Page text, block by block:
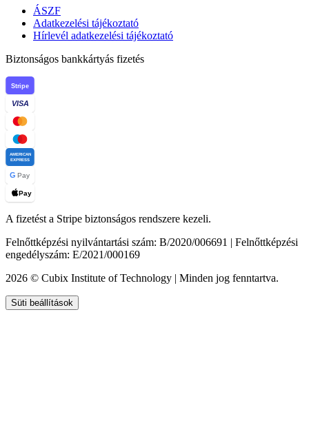
ÁSZF
Adatkezelési tájékoztató
Hírlevél adatkezelési tájékoztató
Biztonságos bankkártyás fizetés
Stripe
VISA
AMERICAN
EXPRESS
G Pay
Pay
A fizetést a Stripe biztonságos rendszere kezeli.
Felnőttképzési nyilvántartási szám: B/2020/006691 | Felnőttképzési
engedélyszám: E/2021/000169
2026 © Cubix Institute of Technology | Minden jog fenntartva.
Süti beállítások